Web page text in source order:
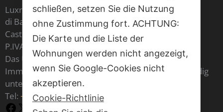
Luxrest Venice sas
di Barbara Cristina Maria Carron & C,
Castello 6604 - 30122 Venezia
P.IVA IT 03541970277
Das Unternehmen ist im Register der
Immobilienmakler der Handelskammer von Venedig
unter der Nummer 1797 eingetragen
Tel: +39 377 70 86 073
FacebookYouTube
schließen, setzen Sie die Nutzung
ohne Zustimmung fort. ACHTUNG:
Die Karte und die Liste der
Wohnungen werden nicht angezeigt,
wenn Sie Google-Cookies nicht
akzeptieren.
Cookie-Richtlinie